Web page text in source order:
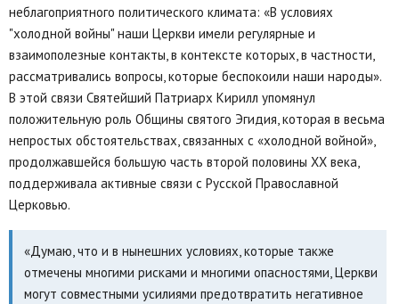
неблагоприятного политического климата: «В условиях
"холодной войны" наши Церкви имели регулярные и
взаимополезные контакты, в контексте которых, в частности,
рассматривались вопросы, которые беспокоили наши народы».
В этой связи Святейший Патриарх Кирилл упомянул
положительную роль Общины святого Эгидия, которая в весьма
непростых обстоятельствах, связанных с «холодной войной»,
продолжавшейся большую часть второй половины XX века,
поддерживала активные связи с Русской Православной
Церковью.
«Думаю, что и в нынешних условиях, которые также
отмечены многими рисками и многими опасностями, Церкви
могут совместными усилиями предотвратить негативное